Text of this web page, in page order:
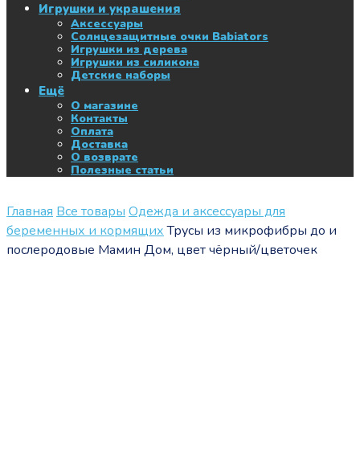
Игрушки и украшения
Аксессуары
Солнцезащитные очки Babiators
Игрушки из дерева
Игрушки из силикона
Детские наборы
Ещё
О магазине
Контакты
Оплата
Доставка
О возврате
Полезные статьи
Главная Все товары Одежда и аксессуары для
беременных и кормящих Трусы из микрофибры до и
послеродовые Мамин Дом, цвет чёрный/цветочек